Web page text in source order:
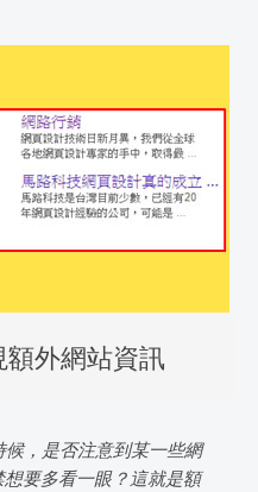
外網站資訊
，是否注意到某一些網
要多看一眼？這就是額